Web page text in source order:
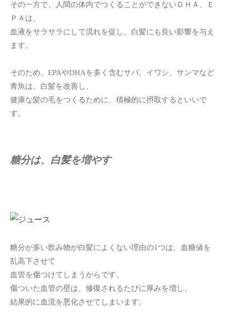
その一方で、人間の体内でつくることができないＤＨＡ、Ｅ
ＰＡは、
血液をサラサラにして流れを促し、白髪にも良い影響を与え
ます。
そのため、EPAやDHAを多く含むサバ、イワシ、サンマなど
青魚は、白髪を改善し、
健康な髪の毛をつくるために、積極的に摂取するといいで
す。
糖分は、白髪を増やす
糖分が多い飲み物が白髪によくない理由の1つは、血糖値を
乱高下させて
血管を傷つけてしまうからです。
傷ついた血管の壁は、修復されるたびに厚みを増し、
結果的に血流を悪化させてしまいます。